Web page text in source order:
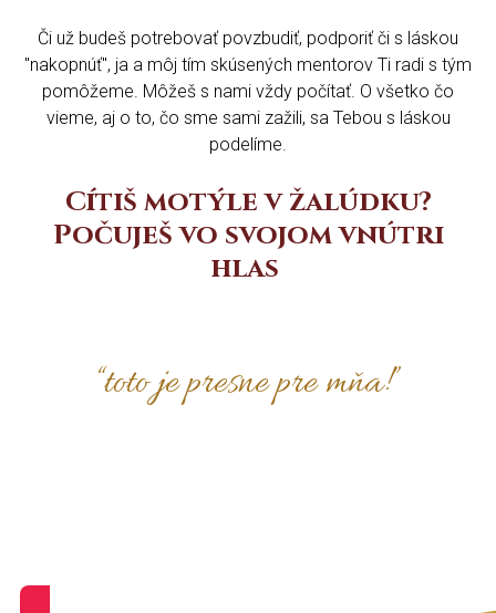
Či už budeš potrebovať povzbudiť, podporiť či s láskou
"nakopnúť", ja a môj tím skúsených mentorov Ti radi s tým
pomôžeme. Môžeš s nami vždy počítať. O všetko čo
vieme, aj o to, čo sme sami zažili, sa Tebou s láskou
podelíme.
Cítiš motýle v žalúdku?
Počuješ vo svojom vnútri
hlas
“toto je presne pre mňa!”